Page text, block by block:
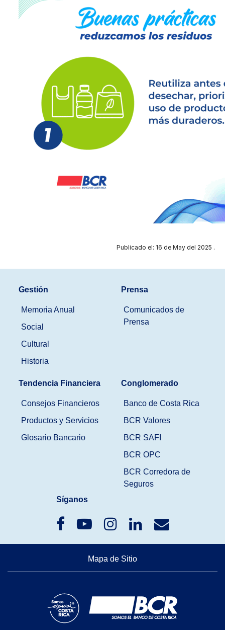
Publicado el: 16 de May del 2025 .
Gestión
Memoria Anual
Social
Cultural
Historia
Prensa
Comunicados de
Prensa
Tendencia Financiera
Consejos Financieros
Productos y Servicios
Glosario Bancario
Conglomerado
Banco de Costa Rica
BCR Valores
BCR SAFI
BCR OPC
BCR Corredora de
Seguros
Síganos
Mapa de Sitio